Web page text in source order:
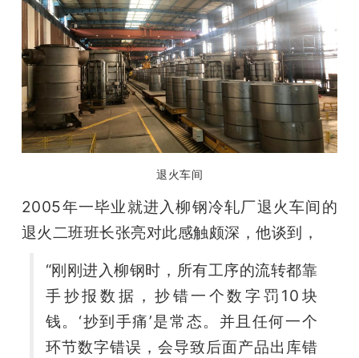
退火车间
2005年一毕业就进入柳钢冷轧厂退火车间的
退火二班班长张亮对此感触颇深，他谈到，
“刚刚进入柳钢时，所有工序的流转都靠
手抄报数据，抄错一个数字罚10块
钱。‘抄到手痛’是常态。并且任何一个
环节数字错误，会导致后面产品出库错